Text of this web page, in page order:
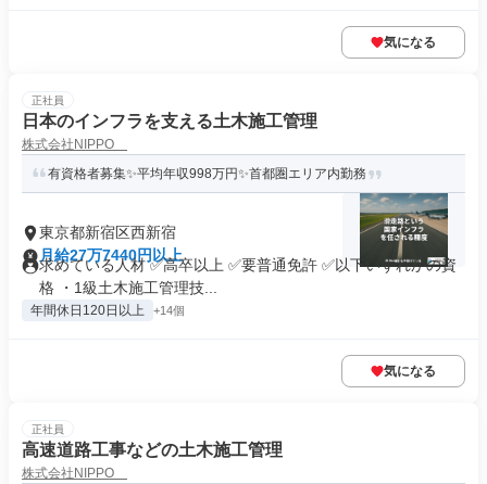
気になる
正社員
日本のインフラを支える土木施工管理
株式会社NIPPO
有資格者募集✨平均年収998万円✨首都圏エリア内勤務
東京都新宿区西新宿
月給27万7440円以上
求めている人材 ✅高卒以上 ✅要普通免許 ✅以下いずれかの資
格 ・1級土木施工管理技...
年間休日120日以上 +14個
気になる
正社員
高速道路工事などの土木施工管理
株式会社NIPPO